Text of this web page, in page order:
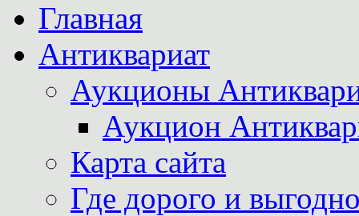
Главная
Антиквариат
Аукционы
Аукцион
Карта сайта
Где дорого и